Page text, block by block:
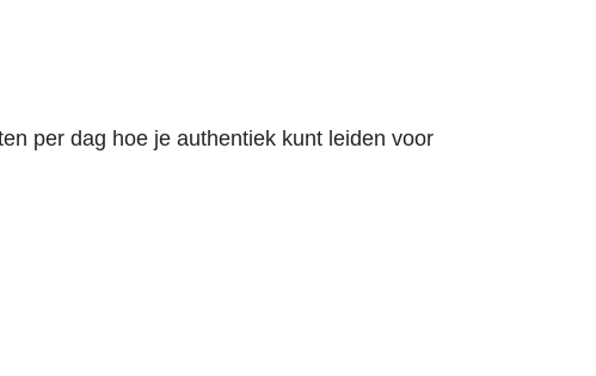
per dag hoe je authentiek kunt leiden voor